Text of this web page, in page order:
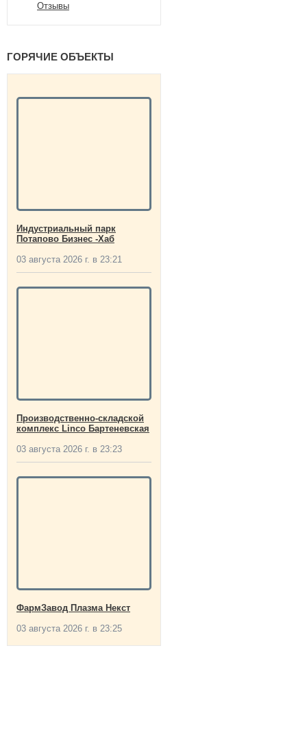
Отзывы
ГОРЯЧИЕ ОБЪЕКТЫ
Индустриальный парк
Потапово Бизнес -Хаб
03 августа 2026 г. в 23:21
Производственно-складской
комплекс Linco Бартеневская
03 августа 2026 г. в 23:23
ФармЗавод Плазма Некст
03 августа 2026 г. в 23:25